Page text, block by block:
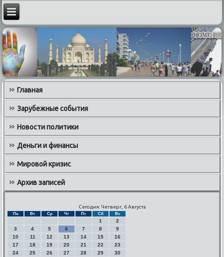
Главная
Зарубежные события
Новости политики
Деньги и финансы
Мировой кризис
Архив записей
Сегодня: Четверг, 6 Августа
Пн Вт Ср Чт Пт Сб Вс
1
2
3
4 5 6 7 8
9
10
11 12 13 14 15
16
17
18 19 20 21 22
23
24
25 26 27 28 29
30